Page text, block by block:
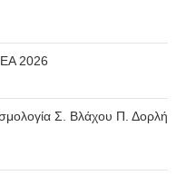
2026
Σ. Βλάχου Π. Δορλή